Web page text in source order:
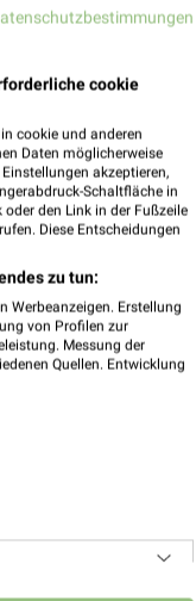
cookie
cookie und anderen
Daten möglicherweise
akzeptieren,
Schaltfläche in
den Link in der Fußzeile
Diese Entscheidungen
zu tun:
Werbeanzeigen. Erstellung
von Profilen zur
Messung der
Quellen. Entwicklung